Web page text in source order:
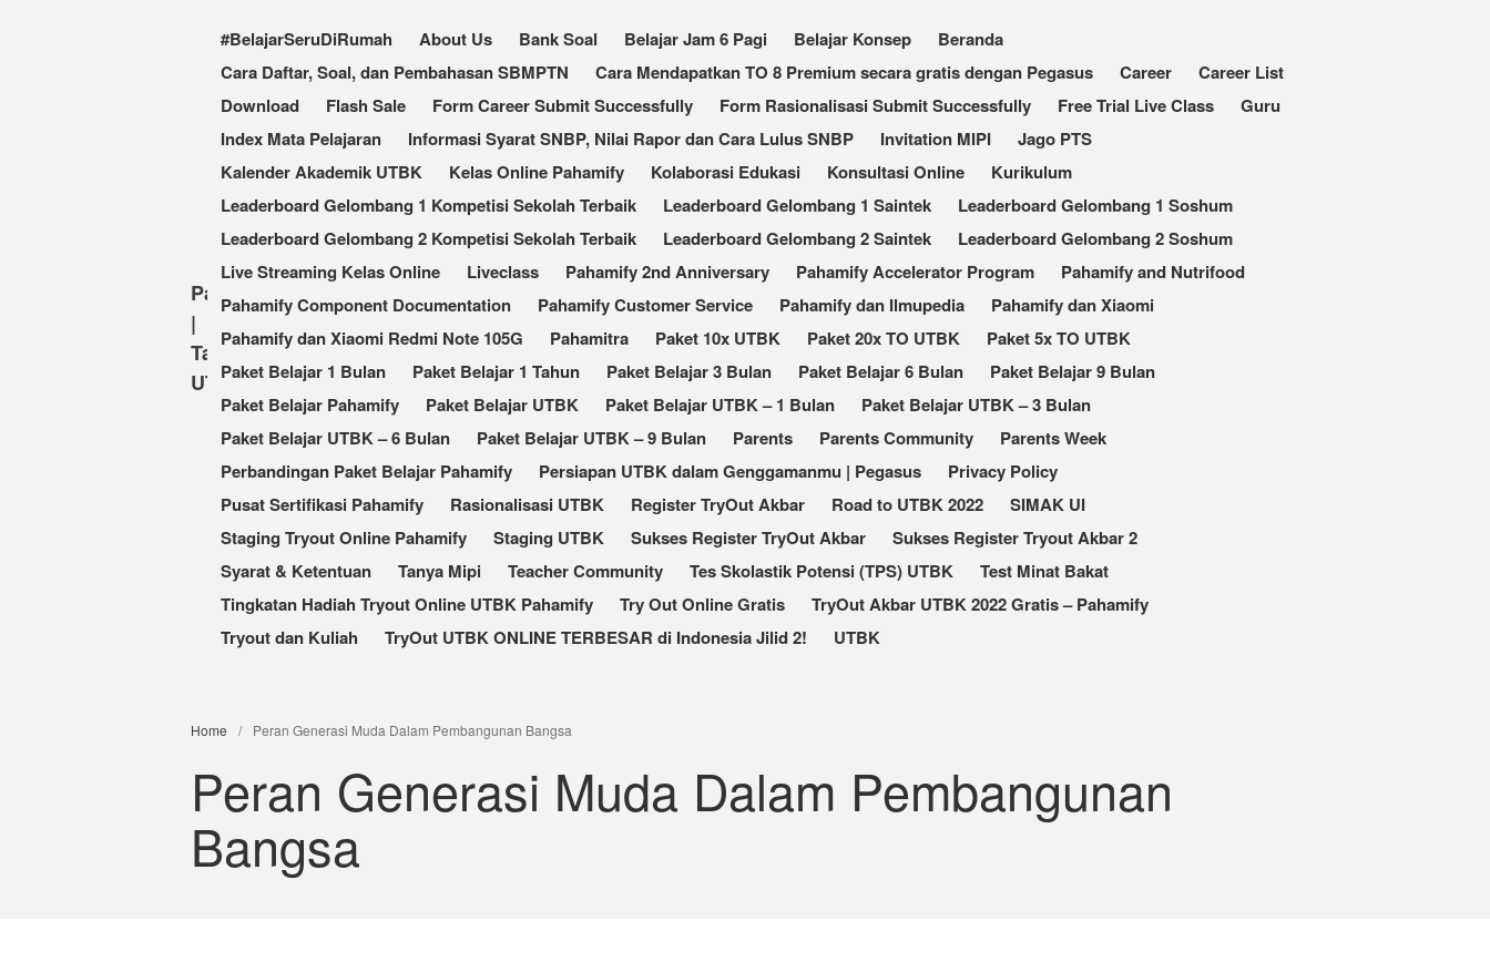
Pahamify
|
Taklukkan
UTBK
#BelajarSeruDiRumah About Us Bank Soal Belajar Jam 6 Pagi Belajar Konsep
Beranda
Cara Daftar, Soal, dan Pembahasan SBMPTN
Cara Mendapatkan TO 8 Premium secara gratis dengan Pegasus Career
Career List
Download
Flash Sale Form Career Submit Successfully Form Rasionalisasi Submit Successfully Free Trial Live Class
Guru
Index Mata Pelajaran
Informasi Syarat SNBP, Nilai Rapor dan Cara Lulus SNBP Invitation MIPI
Jago PTS
Kalender Akademik UTBK
Kelas Online Pahamify Kolaborasi Edukasi Konsultasi Online
Kurikulum
Leaderboard Gelombang 1 Kompetisi Sekolah Terbaik​
Leaderboard Gelombang 1 Saintek
Leaderboard Gelombang 1 Soshum
Leaderboard Gelombang 2 Kompetisi Sekolah Terbaik
Leaderboard Gelombang 2 Saintek
Leaderboard Gelombang 2 Soshum
Live Streaming Kelas Online
Liveclass Pahamify 2nd Anniversary Pahamify Accelerator Program
Pahamify and Nutrifood
Pahamify Component Documentation
Pahamify Customer Service Pahamify dan Ilmupedia
Pahamify dan Xiaomi
Pahamify dan Xiaomi Redmi Note 105G
Pahamitra Paket 10x UTBK Paket 20x TO UTBK
Paket 5x TO UTBK
Paket Belajar 1 Bulan
Paket Belajar 1 Tahun Paket Belajar 3 Bulan Paket Belajar 6 Bulan
Paket Belajar 9 Bulan
Paket Belajar Pahamify
Paket Belajar UTBK Paket Belajar UTBK – 1 Bulan
Paket Belajar UTBK – 3 Bulan
Paket Belajar UTBK – 6 Bulan
Paket Belajar UTBK – 9 Bulan Parents Parents Community
Parents Week
Perbandingan Paket Belajar Pahamify
Persiapan UTBK dalam Genggamanmu | Pegasus
Privacy Policy
Pusat Sertifikasi Pahamify
Rasionalisasi UTBK Register TryOut Akbar Road to UTBK 2022
SIMAK UI
Staging Tryout Online Pahamify
Staging UTBK Sukses Register TryOut Akbar
Sukses Register Tryout Akbar 2
Syarat & Ketentuan
Tanya Mipi Teacher Community Tes Skolastik Potensi (TPS) UTBK
Test Minat Bakat
Tingkatan Hadiah Tryout Online UTBK Pahamify
Try Out Online Gratis
TryOut Akbar UTBK 2022 Gratis – Pahamify
Tryout dan Kuliah
TryOut UTBK ONLINE TERBESAR di Indonesia Jilid 2! UTBK
Home / Peran Generasi Muda Dalam Pembangunan Bangsa
Peran Generasi Muda Dalam Pembangunan
Bangsa